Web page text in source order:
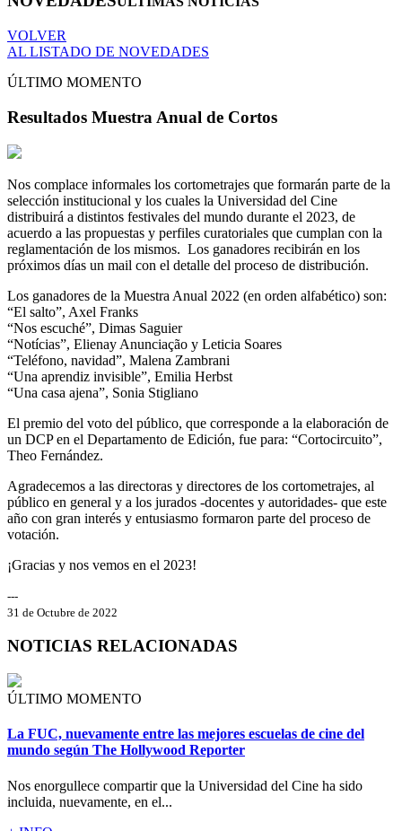
VOLVER
AL LISTADO DE NOVEDADES
ÚLTIMO MOMENTO
Resultados Muestra Anual de Cortos
Nos complace informales los cortometrajes que formarán parte de la
selección institucional y los cuales la Universidad del Cine
distribuirá a distintos festivales del mundo durante el 2023, de
acuerdo a las propuestas y perfiles curatoriales que cumplan con la
reglamentación de los mismos. Los ganadores recibirán en los
próximos días un mail con el detalle del proceso de distribución.
Los ganadores de la Muestra Anual 2022 (en orden alfabético) son:
“El salto”, Axel Franks
“Nos escuché”, Dimas Saguier
“Notícias”, Elienay Anunciação y Leticia Soares
“Teléfono, navidad”, Malena Zambrani
“Una aprendiz invisible”, Emilia Herbst
“Una casa ajena”, Sonia Stigliano
El premio del voto del público, que corresponde a la elaboración de
un DCP en el Departamento de Edición, fue para: “Cortocircuito”,
Theo Fernández.
Agradecemos a las directoras y directores de los cortometrajes, al
público en general y a los jurados -docentes y autoridades- que este
año con gran interés y entusiasmo formaron parte del proceso de
votación.
¡Gracias y nos vemos en el 2023!
---
31 de Octubre de 2022
NOTICIAS RELACIONADAS
ÚLTIMO MOMENTO
La FUC, nuevamente entre las mejores escuelas de cine del
mundo según The Hollywood Reporter
Nos enorgullece compartir que la Universidad del Cine ha sido
incluida, nuevamente, en el...